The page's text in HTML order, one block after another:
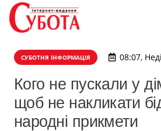
СУБОТНЯ ІНФОРМАЦІЯ 08:07,
Кого не пускали у
щоб не накликати
народні прикмети